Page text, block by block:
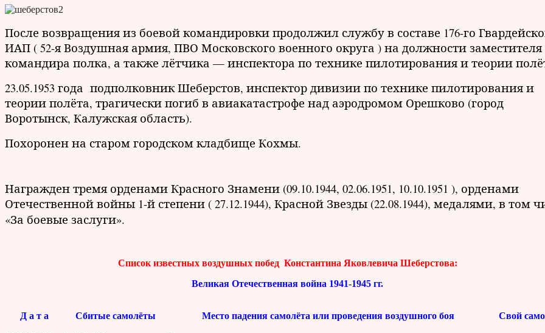
После возвращения из боевой командировки продолжил службу в составе 176-го
ИАП ( 52-я Воздушная армия, ПВО Московского военного округа ) на должности заместителя
командира полка, а также лётчика — инспектора по технике пилотирования и теории
23.05.1953 года подполковник Шеберстов, инспектор дивизии по технике пилотирования и
теории полёта, трагически погиб в авиакатастрофе над аэродромом Орешково (город
Воротынск, Калужская область).
Похоронен на старом городском кладбище Кохмы.
Награжден тремя орденами Красного Знамени (09.10.1944, 02.06.1951, 10.10.1951 ), орденами
Отечественной войны 1-й степени ( 27.12.1944), Красной Звезды (22.08.1944), медалями, в том
«За боевые заслуги».
Список известных воздушных побед Константина Яковлевича Шеберстова:
Великая Отечественная война 1941-1945 гг.
Д а т а Сбитые самолёты Место падения самолёта или проведения воздушного боя Свой